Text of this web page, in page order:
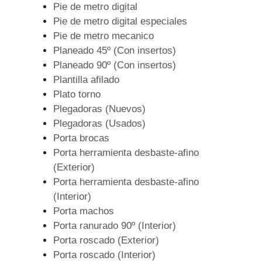
Pie de metro digital
Pie de metro digital especiales
Pie de metro mecanico
Planeado 45º (Con insertos)
Planeado 90º (Con insertos)
Plantilla afilado
Plato torno
Plegadoras (Nuevos)
Plegadoras (Usados)
Porta brocas
Porta herramienta desbaste-afino
(Exterior)
Porta herramienta desbaste-afino
(Interior)
Porta machos
Porta ranurado 90º (Interior)
Porta roscado (Exterior)
Porta roscado (Interior)